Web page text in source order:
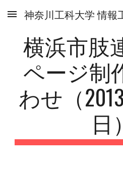
Skip to main content
横浜市肢
ページ制
わせ（
日）